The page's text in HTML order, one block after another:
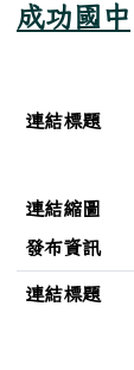
成功國中
連結列表
連結標題
連結縮圖
發布資訊
連結標題